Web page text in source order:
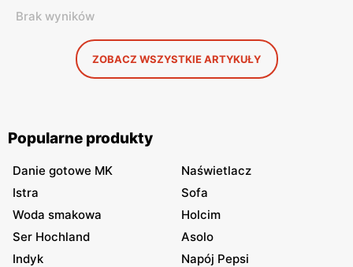
Brak wyników
ZOBACZ WSZYSTKIE ARTYKUŁY
Popularne produkty
Danie gotowe MK
Naświetlacz
Istra
Sofa
Woda smakowa
Holcim
Ser Hochland
Asolo
Indyk
Napój Pepsi